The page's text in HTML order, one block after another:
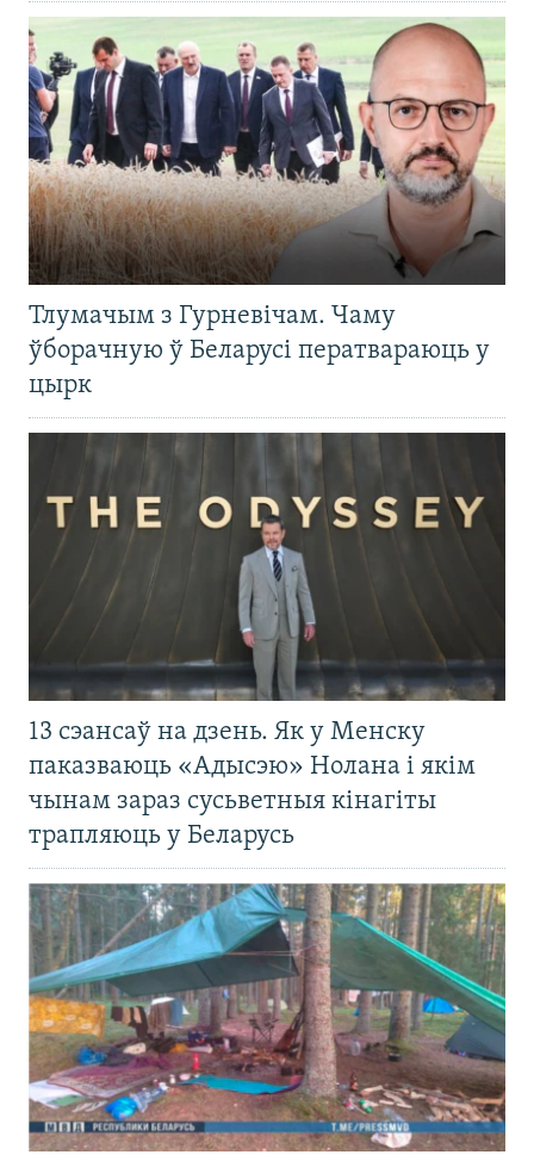
Тлумачым з Гурневічам. Чаму
ўборачную ў Беларусі ператвараюць у
цырк
13 сэансаў на дзень. Як у Менску
паказваюць «Адысэю» Нолана і якім
чынам зараз сусьветныя кінагіты
трапляюць у Беларусь